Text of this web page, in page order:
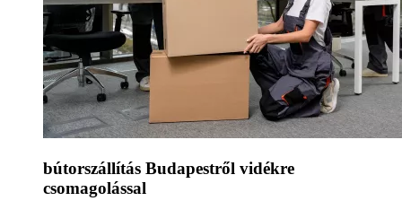
bútorszállítás Budapestről vidékre
csomagolással